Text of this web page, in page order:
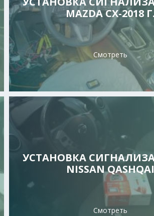
MAZDA CX-2018 Г.
Смотреть
УСТАНОВКА
NISSAN QASHQAI
Смотреть